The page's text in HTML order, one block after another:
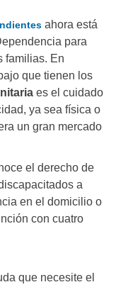
ahora está
para
familias. En
que tienen los
es el cuidado
ya sea física o
un gran mercado
el derecho de
a
en el domicilio o
con cuatro
que necesite el